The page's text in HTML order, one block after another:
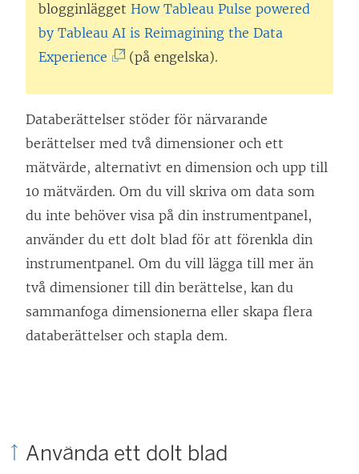
blogginlägget How Tableau Pulse powered
by Tableau AI is Reimagining the Data
Experience
n
k
e
n
ö
p
p
n
a
s
n
(på engelska).
Databerättelser stöder för närvarande
berättelser med två dimensioner och ett
mätvärde, alternativt en dimension och upp till
10 mätvärden. Om du vill skriva om data som
du inte behöver visa på din instrumentpanel,
använder du ett dolt blad för att förenkla din
instrumentpanel. Om du vill lägga till mer än
två dimensioner till din berättelse, kan du
sammanfoga dimensionerna eller skapa flera
databerättelser och stapla dem.
Använda ett dolt blad